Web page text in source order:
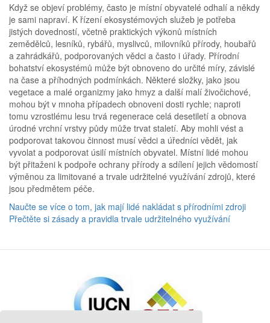
Když se objeví problémy, často je místní obyvatelé odhalí a někdy
je sami napraví. K řízení ekosystémových služeb je potřeba
jistých dovedností, včetně praktických výkonů místních
zemědělců, lesníků, rybářů, myslivců, milovníků přírody, houbařů
a zahrádkářů, podporovaných vědci a často i úřady. Přírodní
bohatství ekosystémů může být obnoveno do určité míry, závislé
na čase a příhodných podmínkách. Některé složky, jako jsou
vegetace a malé organizmy jako hmyz a další malí živočichové,
mohou být v mnoha případech obnoveni dosti rychle; naproti
tomu vzrostlému lesu trvá regenerace celá desetiletí a obnova
úrodné vrchní vrstvy půdy může trvat staletí. Aby mohli vést a
podporovat takovou činnost musí vědci a úředníci vědět, jak
vyvolat a podporovat úsilí místních obyvatel. Místní lidé mohou
být přitaženi k podpoře ochrany přírody a sdílení jejich vědomostí
výměnou za limitované a trvale udržitelné využívání zdrojů, které
jsou předmětem péče.
Naučte se více o tom, jak mají lidé nakládat s přírodními zdroji
Přečtěte si zásady a pravidla trvale udržitelného využívání